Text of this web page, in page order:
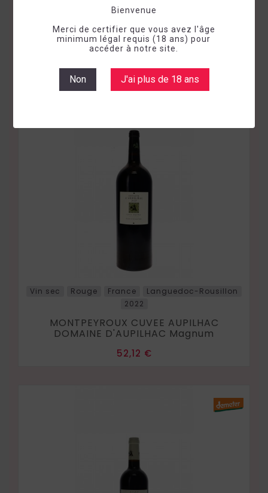
Bienvenue
Merci de certifier que vous avez l'âge
minimum légal requis (18 ans) pour
accéder à notre site.
Non J'ai plus de 18 ans
France
CORBIERE "ROC LONG" LA BOUYSSE
Vin sec Rouge France
Languedoc-Rousillon
2022
MONTPEYROUX CUVEE AUPILHAC
DOMAINE D'AUPILHAC Magnum
Prix
52,12 €